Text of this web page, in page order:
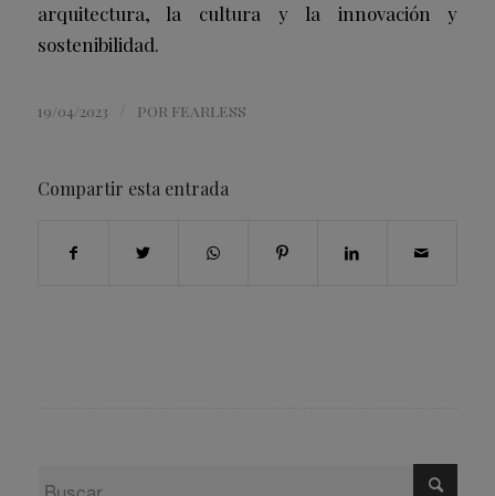
arquitectura, la cultura y la innovación y
sostenibilidad.
19/04/2023 POR FEARLESS
Compartir esta entrada